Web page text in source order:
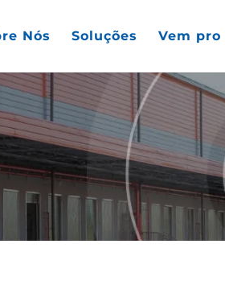
Nós Soluções Vem pro